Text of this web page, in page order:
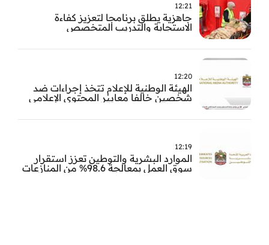
12:21
جاهزية يطلق برنامجا لتعزيز كفاءة
الاستجابة والتدريب المتخصص
12:20
الهيئة الوطنية للإعلام تتخذ إجراءات ضد
شخصين خالفا معايير المحتوى الإعلامي
12:19
الموارد البشرية والتوطين تعزز استقرار
سوق العمل بمعالجة 98.6% من المنازعات